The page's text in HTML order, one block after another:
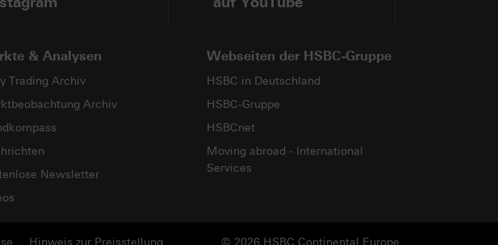
& Analysen
Trading Archiv
Archiv
Newsletter
Webseiten der HSBC-Gruppe
HSBC in Deutschland
HSBC-Gruppe
HSBCnet
Moving abroad - International
Services
© 2026 HSBC Continental Europe
Hinweis zur Preisstellung